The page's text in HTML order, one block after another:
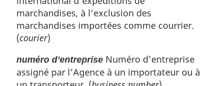
marchandises, à l’exclusion des
marchandises importées comme courrier.
(courier)
numéro d’entreprise Numéro d’entreprise
assigné par l’Agence à un importateur ou à